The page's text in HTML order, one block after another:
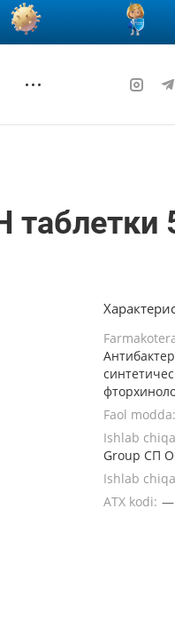
Faol modda:
Ishlab
Group СП
Ishlab
ATX kodi: —